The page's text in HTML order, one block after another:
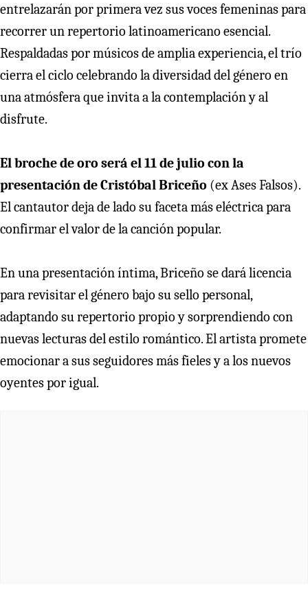
entrelazarán por primera vez sus voces femeninas para
recorrer un repertorio latinoamericano esencial.
Respaldadas por músicos de amplia experiencia, el trío
cierra el ciclo celebrando la diversidad del género en
una atmósfera que invita a la contemplación y al
disfrute.
El broche de oro será el 11 de julio con la
presentación de Cristóbal Briceño (ex Ases Falsos).
El cantautor deja de lado su faceta más eléctrica para
confirmar el valor de la canción popular.
En una presentación íntima, Briceño se dará licencia
para revisitar el género bajo su sello personal,
adaptando su repertorio propio y sorprendiendo con
nuevas lecturas del estilo romántico. El artista promete
emocionar a sus seguidores más fieles y a los nuevos
oyentes por igual.